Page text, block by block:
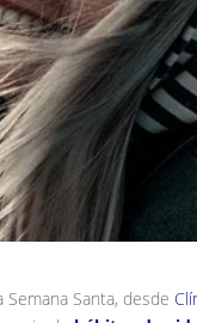
Santa, desde